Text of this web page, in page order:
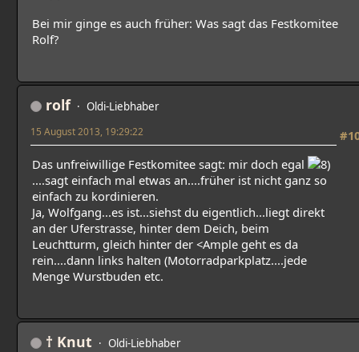
Bei mir ginge es auch früher: Was sagt das Festkomitee
Rolf?
rolf Oldi-Liebhaber
15 August 2013, 19:29:22
Das unfreiwillige Festkomitee sagt: mir doch egal
....sagt einfach mal etwas an....früher ist nicht ganz so
einfach zu kordinieren.
Ja, Wolfgang...es ist...siehst du eigentlich...liegt direkt
an der Uferstrasse, hinter dem Deich, beim
Leuchtturm, gleich hinter der <Ample geht es da
rein....dann links halten (Motorradparkplatz....jede
Menge Wurstbuden etc.
† Knut Oldi-Liebhaber